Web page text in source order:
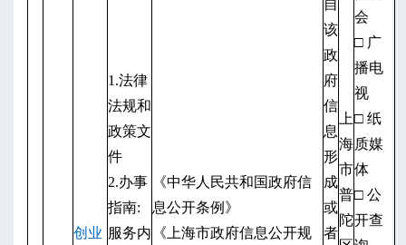
创业
1.法律
法规和
政策文
件
2.办事
指南:
服务内
《中华人民共和国政府信
息公开条例》
《上海市政府信息公开规
自
该
政
府
信
息
形
成
或
者
上
海
市
普
陀
会
□ 广
播电
视
□ 纸
质媒
体
□ 公
开查